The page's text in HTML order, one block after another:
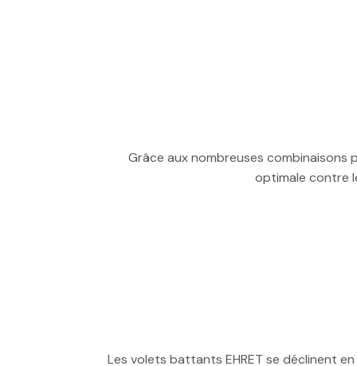
Grâce aux nombreuses combinaisons
optimale contre
Les volets battants EHRET se déclinent